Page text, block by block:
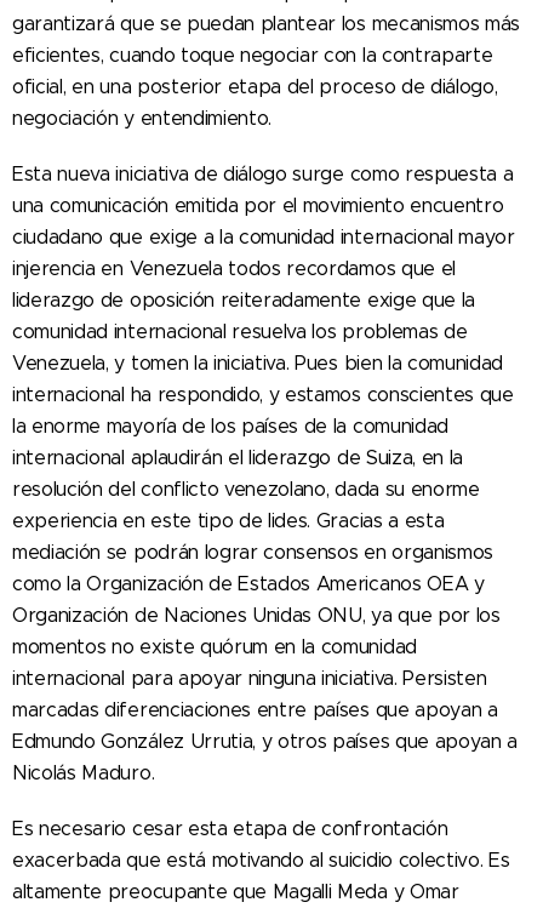
garantizará que se puedan plantear los mecanismos más
eficientes, cuando toque negociar con la contraparte
oficial, en una posterior etapa del proceso de diálogo,
negociación y entendimiento.
Esta nueva iniciativa de diálogo surge como respuesta a
una comunicación emitida por el movimiento encuentro
ciudadano que exige a la comunidad internacional mayor
injerencia en Venezuela todos recordamos que el
liderazgo de oposición reiteradamente exige que la
comunidad internacional resuelva los problemas de
Venezuela, y tomen la iniciativa. Pues bien la comunidad
internacional ha respondido, y estamos conscientes que
la enorme mayoría de los países de la comunidad
internacional aplaudirán el liderazgo de Suiza, en la
resolución del conflicto venezolano, dada su enorme
experiencia en este tipo de lides. Gracias a esta
mediación se podrán lograr consensos en organismos
como la Organización de Estados Americanos OEA y
Organización de Naciones Unidas ONU, ya que por los
momentos no existe quórum en la comunidad
internacional para apoyar ninguna iniciativa. Persisten
marcadas diferenciaciones entre países que apoyan a
Edmundo González Urrutia, y otros países que apoyan a
Nicolás Maduro.
Es necesario cesar esta etapa de confrontación
exacerbada que está motivando al suicidio colectivo. Es
altamente preocupante que Magalli Meda y Omar